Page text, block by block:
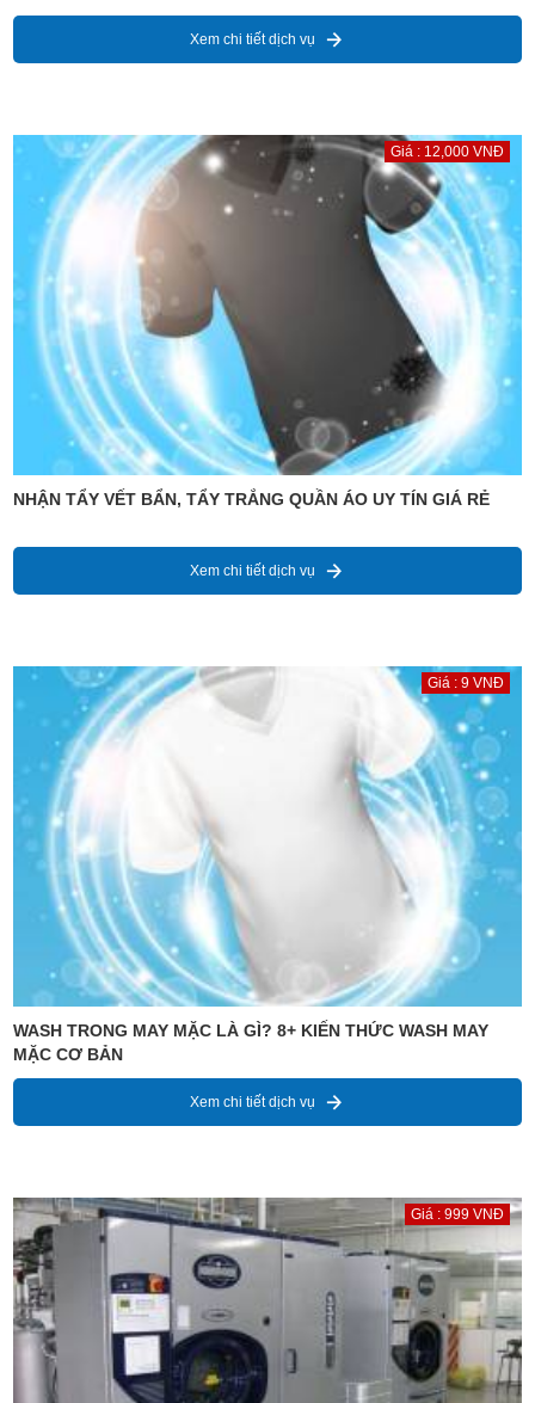
Xem chi tiết dịch vụ
Giá : 12,000 VNĐ
NHẬN TẨY VẾT BẨN, TẨY TRẮNG QUẦN ÁO UY TÍN GIÁ RẺ
Xem chi tiết dịch vụ
Giá : 9 VNĐ
WASH TRONG MAY MẶC LÀ GÌ? 8+ KIẾN THỨC WASH MAY
MẶC CƠ BẢN
Xem chi tiết dịch vụ
Giá : 999 VNĐ